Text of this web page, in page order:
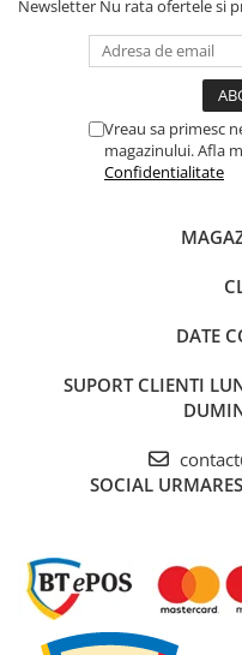
Tricouri si topuri
Rochii de eveniment
Newsletter Nu rata ofertele si
Vreau sa primesc
magazinului. Afla
Confidentialitate
DATE
SUPORT CLIENTI
SOCIAL